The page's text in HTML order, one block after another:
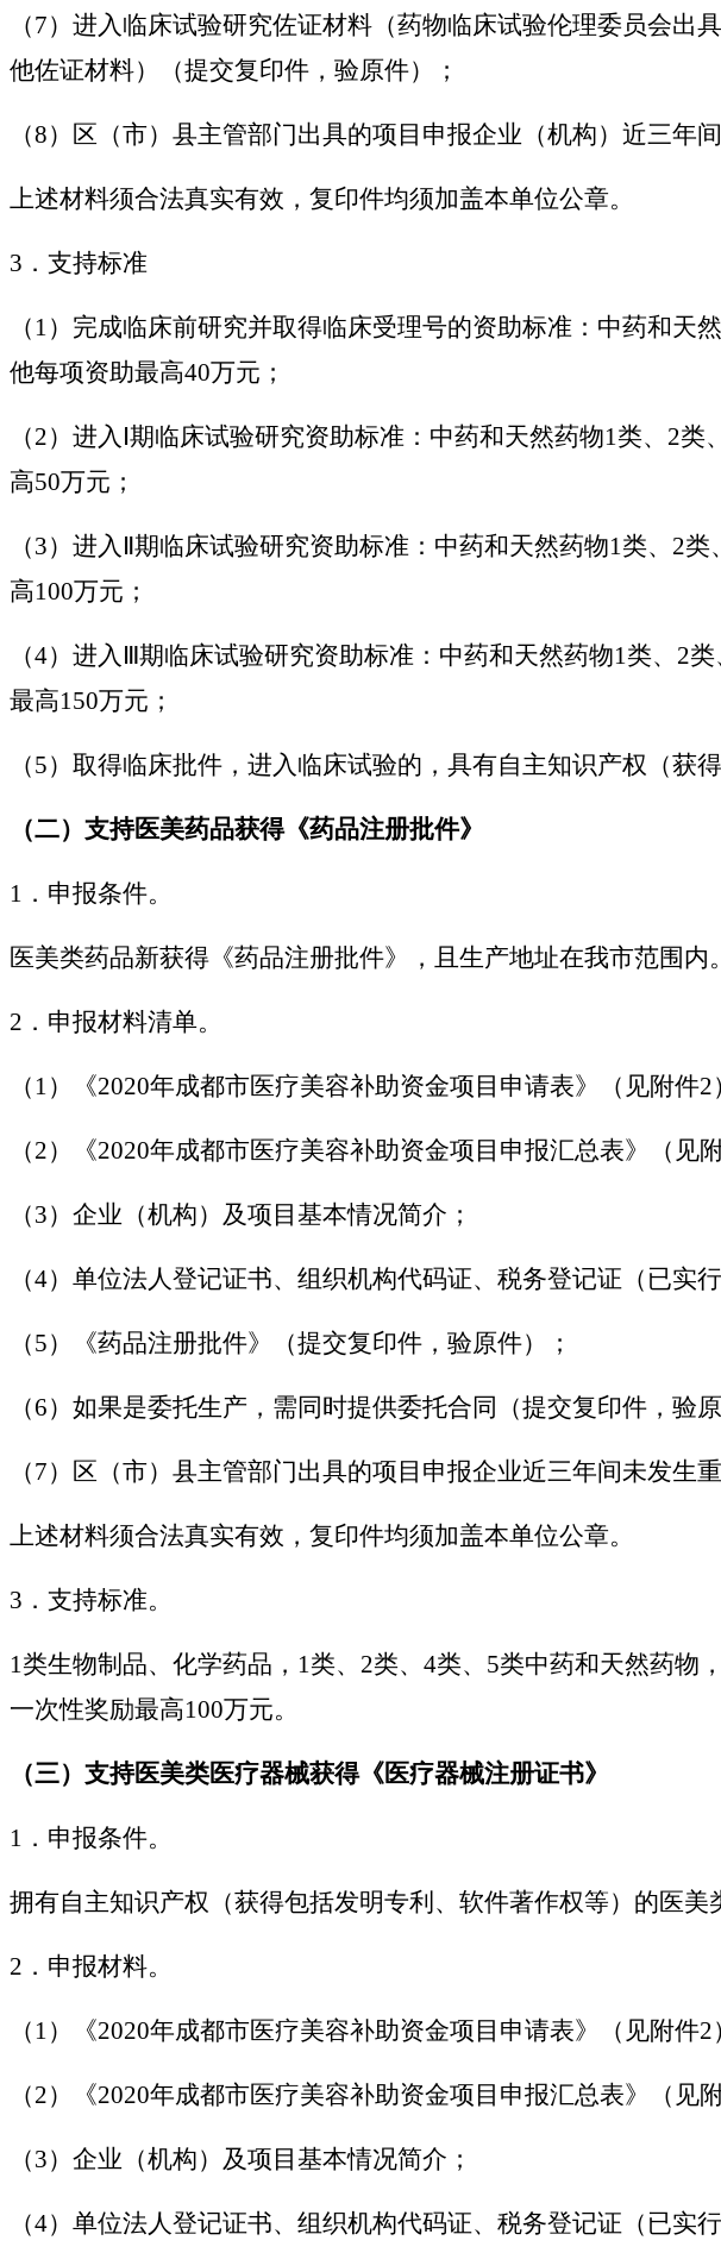
（7）进入临床试验研究佐证材料（药物临床试验伦理委员会
他佐证材料）（提交复印件，验原件）；
（8）区（市）县主管部门出具的项目申报企业（机构）近三年
上述材料须合法真实有效，复印件均须加盖本单位公章。
3．支持标准
（1）完成临床前研究并取得临床受理号的资助标准：中药和
他每项资助最高40万元；
（2）进入Ⅰ期临床试验研究资助标准：中药和天然药物1类、2
高50万元；
（3）进入Ⅱ期临床试验研究资助标准：中药和天然药物1类、2
高100万元；
（4）进入Ⅲ期临床试验研究资助标准：中药和天然药物1类、2
最高150万元；
（5）取得临床批件，进入临床试验的，具有自主知识产权（获
（二）支持医美药品获得《药品注册批件》
1．申报条件。
医美类药品新获得《药品注册批件》，且生产地址在我市范围内。
2．申报材料清单。
（1）《2020年成都市医疗美容补助资金项目申请表》（见附件2
（2）《2020年成都市医疗美容补助资金项目申报汇总表》（见
（3）企业（机构）及项目基本情况简介；
（4）单位法人登记证书、组织机构代码证、税务登记证（已
（5）《药品注册批件》（提交复印件，验原件）；
（6）如果是委托生产，需同时提供委托合同（提交复印件，验原
（7）区（市）县主管部门出具的项目申报企业近三年间未发生
上述材料须合法真实有效，复印件均须加盖本单位公章。
3．支持标准。
1类生物制品、化学药品，1类、2类、4类、5类中药和天然药物
一次性奖励最高100万元。
（三）支持医美类医疗器械获得《医疗器械注册证书》
1．申报条件。
拥有自主知识产权（获得包括发明专利、软件著作权等）的医
2．申报材料。
（1）《2020年成都市医疗美容补助资金项目申请表》（见附件2
（2）《2020年成都市医疗美容补助资金项目申报汇总表》（见
（3）企业（机构）及项目基本情况简介；
（4）单位法人登记证书、组织机构代码证、税务登记证（已